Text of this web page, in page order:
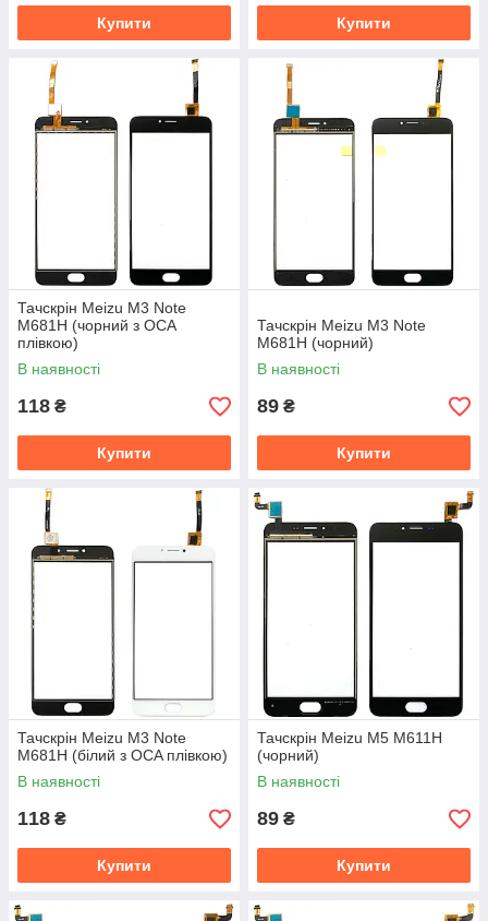
Купити Купити
Тачскрін Meizu M3 Note
M681H (чорний з OCA
плівкою)
В наявності
118 ₴
Купити
Тачскрін Meizu M3 Note
M681H (чорний)
В наявності
89 ₴
Купити
Тачскрін Meizu M3 Note
M681H (білий з OCA плівкою)
В наявності
118 ₴
Купити
Тачскрін Meizu M5 M611H
(чорний)
В наявності
89 ₴
Купити